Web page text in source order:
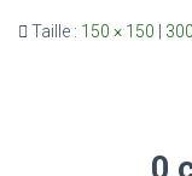
Taille : 150 × 150 |
0